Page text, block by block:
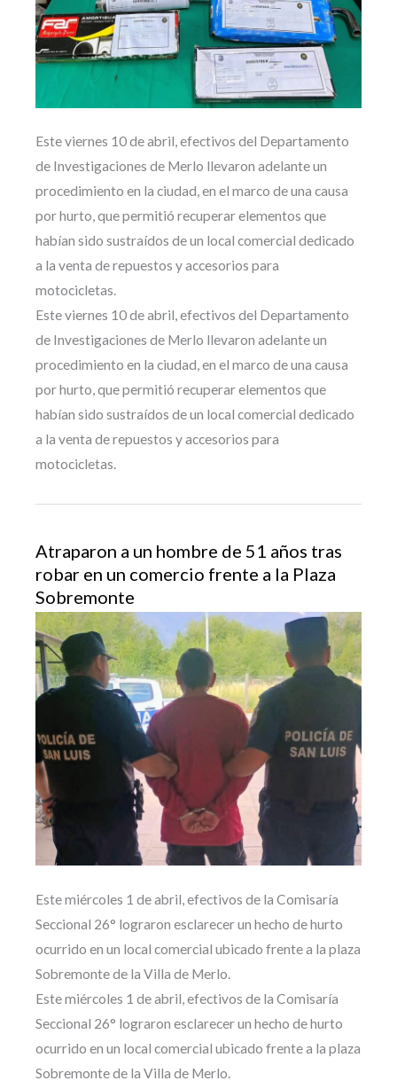
Este viernes 10 de abril, efectivos del Departamento
de Investigaciones de Merlo llevaron adelante un
procedimiento en la ciudad, en el marco de una causa
por hurto, que permitió recuperar elementos que
habían sido sustraídos de un local comercial dedicado
a la venta de repuestos y accesorios para
motocicletas.
Este viernes 10 de abril, efectivos del Departamento
de Investigaciones de Merlo llevaron adelante un
procedimiento en la ciudad, en el marco de una causa
por hurto, que permitió recuperar elementos que
habían sido sustraídos de un local comercial dedicado
a la venta de repuestos y accesorios para
motocicletas.
Atraparon a un hombre de 51 años tras
robar en un comercio frente a la Plaza
Sobremonte
Este miércoles 1 de abril, efectivos de la Comisaría
Seccional 26° lograron esclarecer un hecho de hurto
ocurrido en un local comercial ubicado frente a la plaza
Sobremonte de la Villa de Merlo.
Este miércoles 1 de abril, efectivos de la Comisaría
Seccional 26° lograron esclarecer un hecho de hurto
ocurrido en un local comercial ubicado frente a la plaza
Sobremonte de la Villa de Merlo.